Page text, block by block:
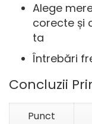
Alege
corecte și
ta
Întrebări
Concluzii
Punct